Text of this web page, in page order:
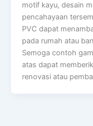
motif kayu, desain
pencahayaan
PVC dapat
pada rumah atau
Semoga contoh
atas dapat
renovasi atau